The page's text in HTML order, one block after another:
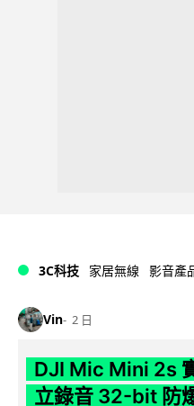
3C科技 家居無線 影音產
Vin 2 日
DJI Mic Mini 2s
立錄音 32-bit 防